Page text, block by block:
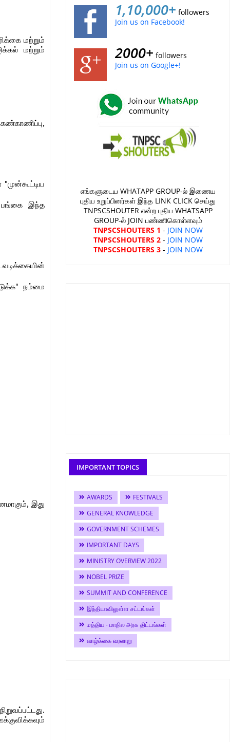
மற்றும்
மற்றும்
பங்கை இந்த
நம்மை
இது
1,10,000+ followers
Join us on Facebook!
2000+ followers
Join us on Google+!
எங்களுடைய WHATAPP GROUP-ல் இணைய
புதிய உறுப்பினர்கள் இந்த LINK CLICK செய்து
TNPSCSHOUTER என்ற புதிய WHATSAPP
GROUP-ல் JOIN பண்ணிகொள்ளவும்
TNPSCSHOUTERS 1 - JOIN NOW
TNPSCSHOUTERS 2- JOIN NOW
TNPSCSHOUTERS 3- JOIN NOW
IMPORTANT TOPICS
AWARDS
FESTIVALS
GENERAL KNOWLEDGE
GOVERNMENT SCHEMES
IMPORTANT DAYS
MINISTRY OVERVIEW 2022
NOBEL PRIZE
SUMMIT AND CONFERENCE
இந்தியாவிலுள்ள சட்டங்கள்
மத்திய - மாநில அரசு திட்டங்கள்
வாழ்க்கை வரலாறு